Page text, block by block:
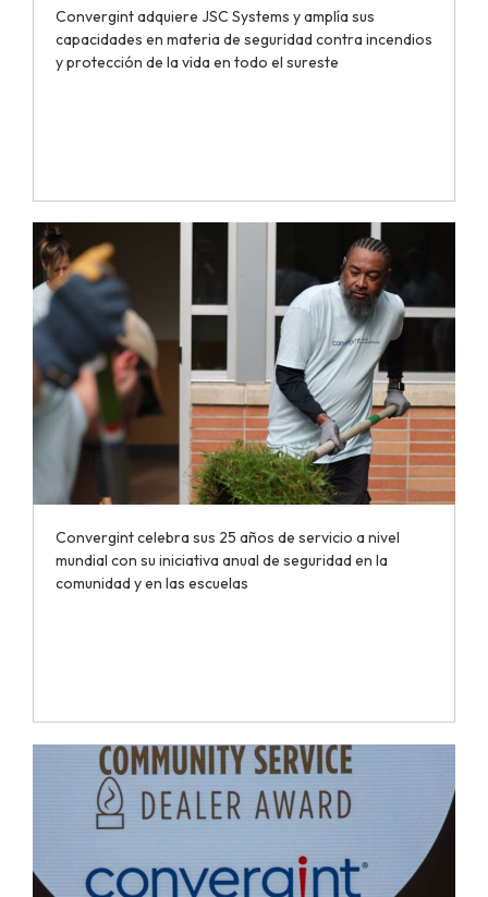
Convergint adquiere JSC Systems y amplía sus
capacidades en materia de seguridad contra incendios
y protección de la vida en todo el sureste
Convergint celebra sus 25 años de servicio a nivel
mundial con su iniciativa anual de seguridad en la
comunidad y en las escuelas